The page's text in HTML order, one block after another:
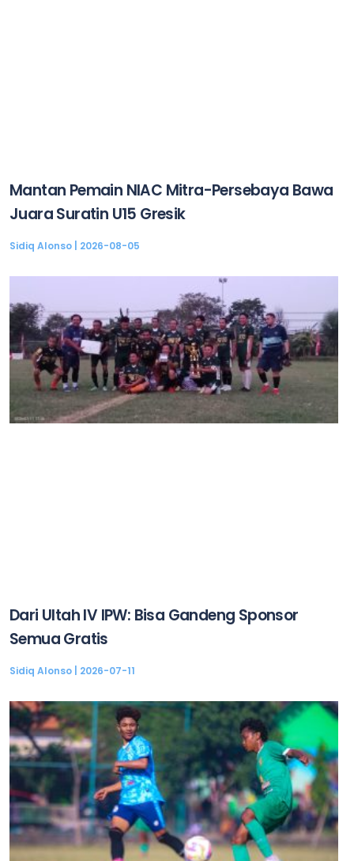
Mantan Pemain NIAC Mitra-Persebaya Bawa
Juara Suratin U15 Gresik
Sidiq Alonso 2026-08-05
Dari Ultah IV IPW: Bisa Gandeng Sponsor
Semua Gratis
Sidiq Alonso 2026-07-11